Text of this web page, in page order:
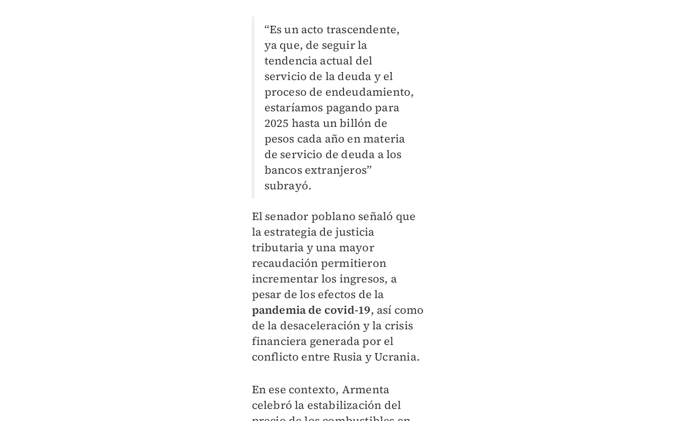
“Es un acto trascendente,
ya que, de seguir la
tendencia actual del
servicio de la deuda y el
proceso de endeudamiento,
estaríamos pagando para
2025 hasta un billón de
pesos cada año en materia
de servicio de deuda a los
bancos extranjeros”
subrayó.
El senador poblano señaló que
la estrategia de justicia
tributaria y una mayor
recaudación permitieron
incrementar los ingresos, a
pesar de los efectos de la
pandemia de covid-19, así como
de la desaceleración y la crisis
financiera generada por el
conflicto entre Rusia y Ucrania.
En ese contexto, Armenta
celebró la estabilización del